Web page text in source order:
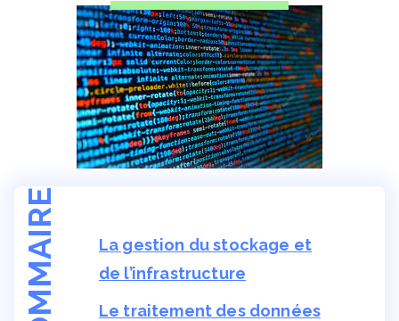
SOMMAIRE
La gestion du stockage et
de l’infrastructure
Le traitement des données